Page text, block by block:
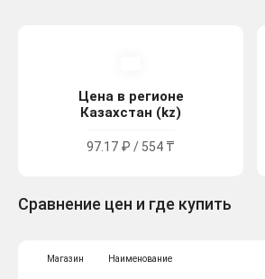
Цена в регионе
Казахстан (kz)
97.17 ₽ / 554 ₸
Сравнение цен и где купить
Магазин Наименование